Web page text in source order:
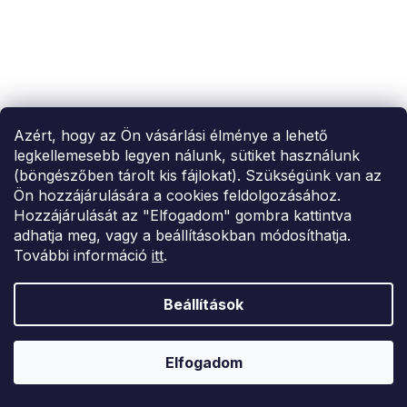
Azért, hogy az Ön vásárlási élménye a lehető
legkellemesebb legyen nálunk, sütiket használunk
(böngészőben tárolt kis fájlokat). Szükségünk van az
Ön hozzájárulására a cookies feldolgozásához.
Hozzájárulását az "Elfogadom" gombra kattintva
adhatja meg, vagy a beállításokban módosíthatja.
További információ itt.
Beállítások
Elfogadom
SUMMER SALE -35% ?
04-09:01,2026-08-10-
09:00
Bézs ruha LOLLA
18 336 Ft
S L XL